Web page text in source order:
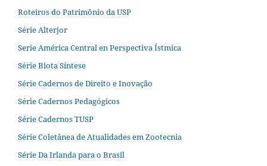
Roteiros do Patrimônio da USP
Série Alterjor
Serie América Central en Perspectiva Ístmica
Série Biota Síntese
Série Cadernos de Direito e Inovação
Série Cadernos Pedagógicos
Série Cadernos TUSP
Série Coletânea de Atualidades em Zootecnia
Série Da Irlanda para o Brasil